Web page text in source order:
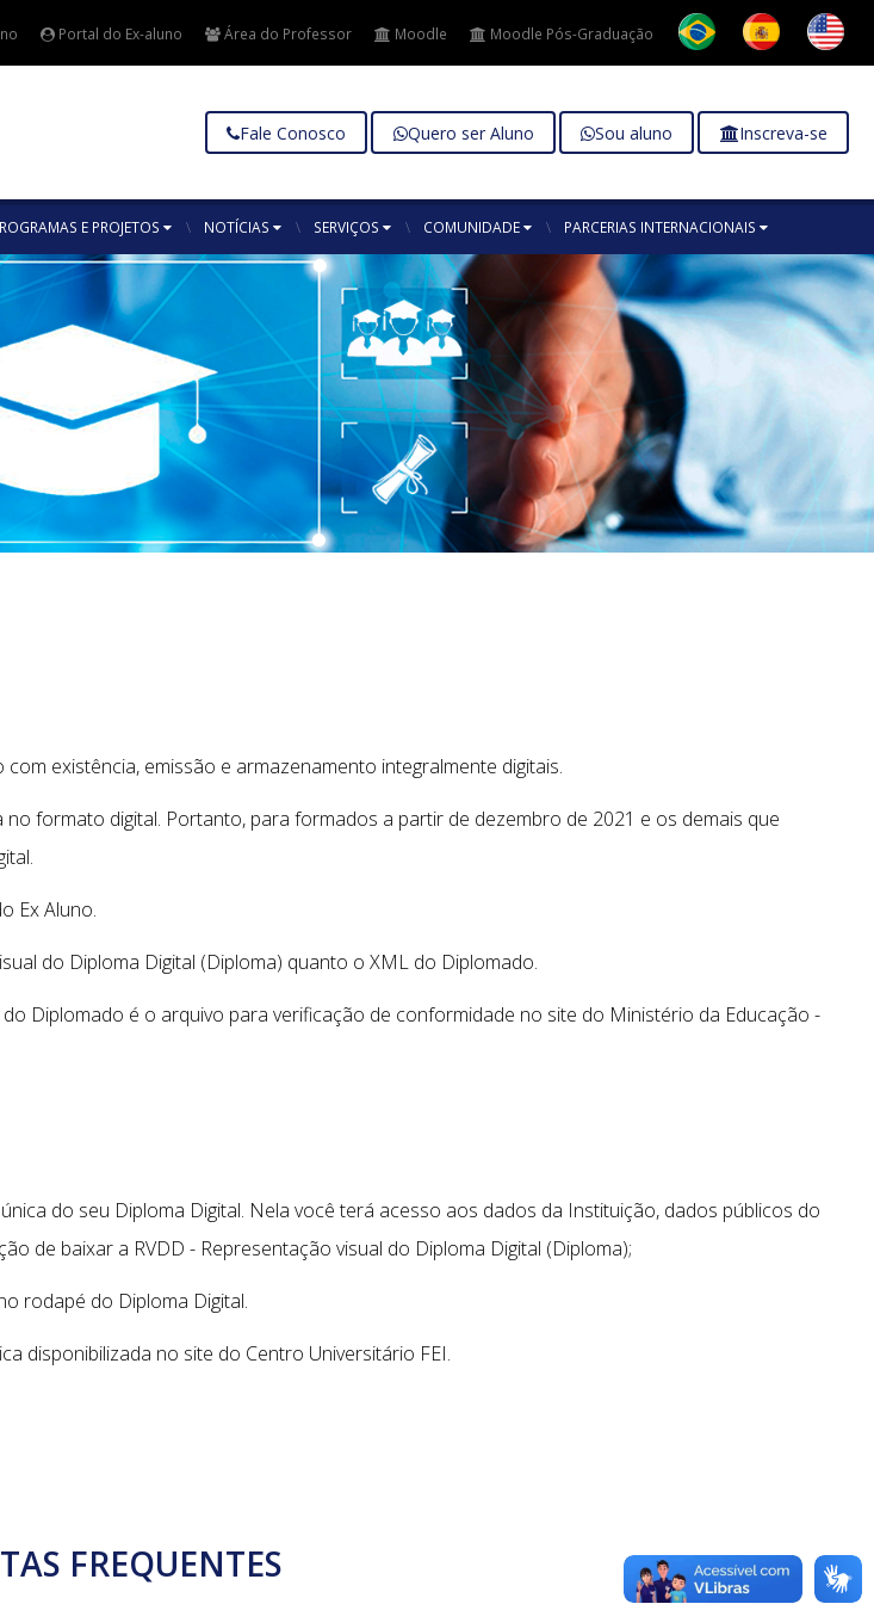
Portal do Ex-aluno Área do Professor Moodle Moodle Pós-Graduação
Fale Conosco Quero ser Aluno Sou aluno Inscreva-se
E PROJETOS NOTÍCIAS SERVIÇOS COMUNIDADE PARCERIAS INTERNACIONAIS
existência, emissão e armazenamento integralmente digitais.
formato digital. Portanto, para formados a partir de dezembro de 2021 e os demais que
Ex Aluno.
do Diploma Digital (Diploma) quanto o XML do Diplomado.
Diplomado é o arquivo para verificação de conformidade no site do Ministério da Educação -
do seu Diploma Digital. Nela você terá acesso aos dados da Instituição, dados públicos do
de baixar a RVDD - Representação visual do Diploma Digital (Diploma);
rodapé do Diploma Digital.
disponibilizada no site do Centro Universitário FEI.
FREQUENTES